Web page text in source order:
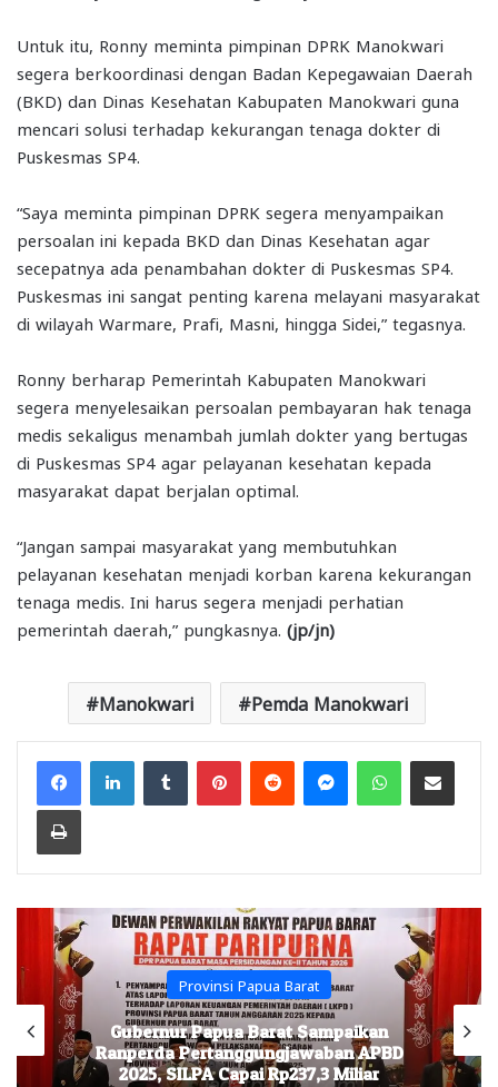
Untuk itu, Ronny meminta pimpinan DPRK Manokwari
segera berkoordinasi dengan Badan Kepegawaian Daerah
(BKD) dan Dinas Kesehatan Kabupaten Manokwari guna
mencari solusi terhadap kekurangan tenaga dokter di
Puskesmas SP4.
“Saya meminta pimpinan DPRK segera menyampaikan
persoalan ini kepada BKD dan Dinas Kesehatan agar
secepatnya ada penambahan dokter di Puskesmas SP4.
Puskesmas ini sangat penting karena melayani masyarakat
di wilayah Warmare, Prafi, Masni, hingga Sidei,” tegasnya.
Ronny berharap Pemerintah Kabupaten Manokwari
segera menyelesaikan persoalan pembayaran hak tenaga
medis sekaligus menambah jumlah dokter yang bertugas
di Puskesmas SP4 agar pelayanan kesehatan kepada
masyarakat dapat berjalan optimal.
“Jangan sampai masyarakat yang membutuhkan
pelayanan kesehatan menjadi korban karena kekurangan
tenaga medis. Ini harus segera menjadi perhatian
pemerintah daerah,” pungkasnya. (jp/jn)
Manokwari Pemda Manokwari
FacebookLinkedInTumblr PinterestReddit MessengerWhatsAppShare via Email
Print
Provinsi Papua Barat
Gubernur Papua Barat Sampaikan
Ranperda Pertanggungjawaban APBD
2025, SILPA Capai Rp237,3 Miliar